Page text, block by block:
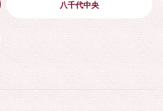
八千代中央